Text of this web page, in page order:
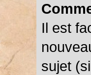
Il est
sujet